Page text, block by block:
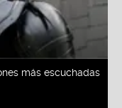
más escuchadas